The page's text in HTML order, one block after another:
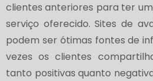
clientes anteriores para ter
serviço oferecido. Sites de
podem ser ótimas fontes de
vezes os clientes
tanto positivas quanto